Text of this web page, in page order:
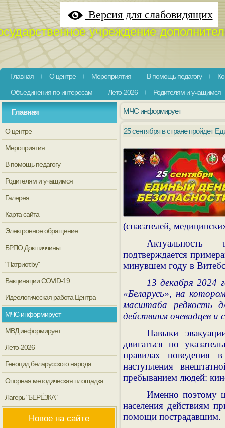
Версия для слабовидящих
учреждение
Главная О центре Мероприятия В помощь педагогу
Объединения по интересам
Лето-2026 Родителям и учащимся
Главная
О центре
Мероприятия
В помощь педагогу
Родителям и учащимся
Галерея
Карта сайта
Электронное обращение
БРПО Докшиччины
"Патриот.by"
Вакцинации COVID-19
Идеологическая работа Центра
МЧС информирует
МВД информирует
Лето-2026
Геноцид беларусского народа
Опорная методическая площадка
Лагерь "БЕРЁЗКА"
Новое на сайте
МЧС информирует
25 сентября в стране пройдет
(спасателей,
Актуальность
подтверждается
минувшем году в
13 декабря 2024
«Беларусь», на
масштаба редкость
действиям очевидцев и
Навыки
двигаться по
правилах поведения
наступления
пребыванием людей:
Именно поэтому
населения действиям
помощи пострадавшим.